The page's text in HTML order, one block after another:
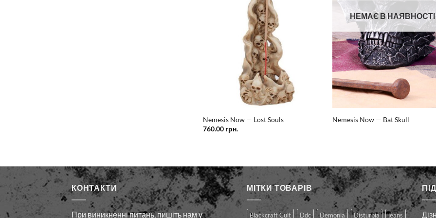
Nemesis Now — Lost Souls
760.00 грн.
НЕМАЄ В НАЯВНОСТІ
Nemesis Now — Bat Skull
КОНТАКТИ
При виникненні питань, пишіть нам у
МІТКИ ТОВАРІВ
Blackcraft Cult Ddc Demonia Disturbia jeans